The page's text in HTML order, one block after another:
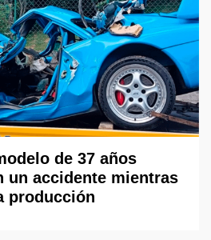
de 37 años
un accidente mientras
producción